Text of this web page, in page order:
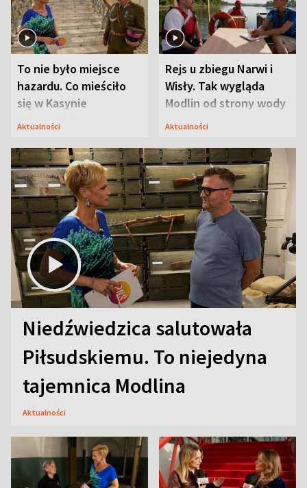
To nie było miejsce
hazardu. Co mieściło
się w Kasynie
Oficerskim?
Aktualności
Rejs u zbiegu Narwi i
Wisły. Tak wygląda
Modlin od strony wody
Aktualności
Niedźwiedzica salutowała
Piłsudskiemu. To niejedyna
tajemnica Modlina
Aktualności